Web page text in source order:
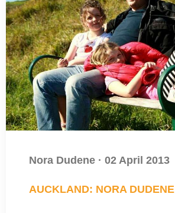
Nora Dudene · 02 April 2013
AUCKLAND: NORA DUDENE